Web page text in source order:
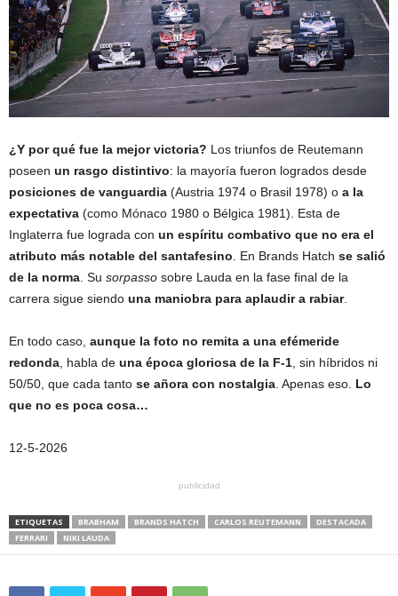
¿Y por qué fue la mejor victoria? Los triunfos de Reutemann
poseen un rasgo distintivo: la mayoría fueron logrados desde
posiciones de vanguardia (Austria 1974 o Brasil 1978) o a la
expectativa (como Mónaco 1980 o Bélgica 1981). Esta de
Inglaterra fue lograda con un espíritu combativo que no era el
atributo más notable del santafesino. En Brands Hatch se salió
de la norma. Su sorpasso sobre Lauda en la fase final de la
carrera sigue siendo una maniobra para aplaudir a rabiar.
En todo caso, aunque la foto no remita a una efémeride
redonda, habla de una época gloriosa de la F-1, sin híbridos ni
50/50, que cada tanto se añora con nostalgia. Apenas eso. Lo
que no es poca cosa…
12-5-2026
publicidad
ETIQUETAS BRABHAM BRANDS HATCH CARLOS REUTEMANN
DESTACADA
FERRARI
NIKI LAUDA